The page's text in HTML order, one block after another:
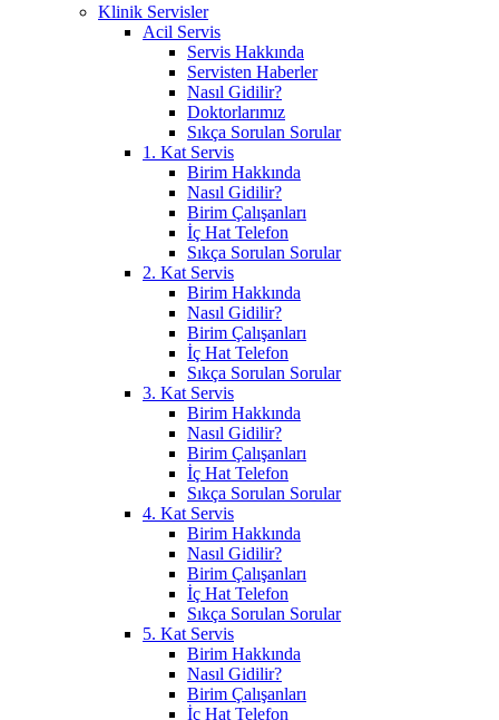
Klinik Servisler
Acil Servis
Servis Hakkında
Servisten Haberler
Nasıl Gidilir?
Doktorlarımız
Sıkça Sorulan Sorular
1. Kat Servis
Birim Hakkında
Nasıl Gidilir?
Birim Çalışanları
İç Hat Telefon
Sıkça Sorulan Sorular
2. Kat Servis
Birim Hakkında
Nasıl Gidilir?
Birim Çalışanları
İç Hat Telefon
Sıkça Sorulan Sorular
3. Kat Servis
Birim Hakkında
Nasıl Gidilir?
Birim Çalışanları
İç Hat Telefon
Sıkça Sorulan Sorular
4. Kat Servis
Birim Hakkında
Nasıl Gidilir?
Birim Çalışanları
İç Hat Telefon
Sıkça Sorulan Sorular
5. Kat Servis
Birim Hakkında
Nasıl Gidilir?
Birim Çalışanları
İç Hat Telefon